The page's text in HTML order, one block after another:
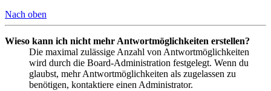
Nach oben
Wieso kann ich nicht mehr Antwortmöglichkeiten erstellen?
Die maximal zulässige Anzahl von Antwortmöglichkeiten
wird durch die Board-Administration festgelegt. Wenn du
glaubst, mehr Antwortmöglichkeiten als zugelassen zu
benötigen, kontaktiere einen Administrator.